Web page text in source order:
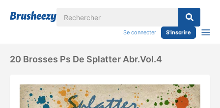
Se connecter S'inscrire
20 Brosses Ps De Splatter Abr.vol.4